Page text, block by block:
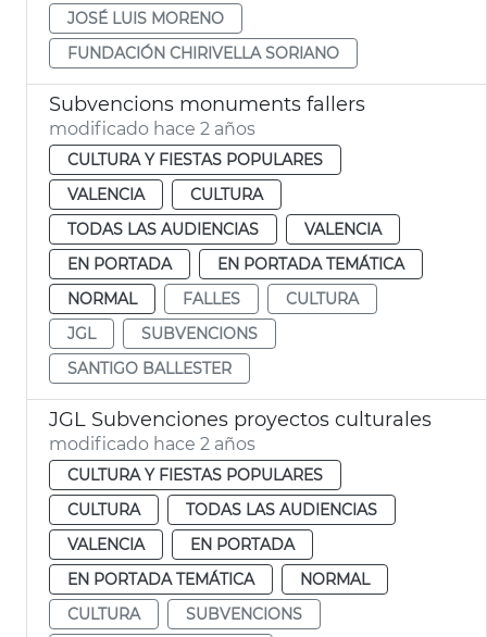
JOSÉ LUIS MORENO
FUNDACIÓN CHIRIVELLA SORIANO
Subvencions monuments fallers
modificado hace 2 años
CULTURA Y FIESTAS POPULARES
VALENCIA
CULTURA
TODAS LAS AUDIENCIAS
VALENCIA
EN PORTADA
EN PORTADA TEMÁTICA
NORMAL
FALLES
CULTURA
JGL
SUBVENCIONS
SANTIGO BALLESTER
JGL Subvenciones proyectos culturales
modificado hace 2 años
CULTURA Y FIESTAS POPULARES
CULTURA
TODAS LAS AUDIENCIAS
VALENCIA
EN PORTADA
EN PORTADA TEMÁTICA
NORMAL
CULTURA
SUBVENCIONS